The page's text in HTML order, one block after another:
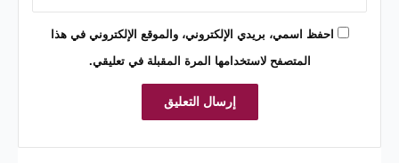
احفظ اسمي، بريدي الإلكتروني، والموقع الإلكتروني في هذا
المتصفح لاستخدامها المرة المقبلة في تعليقي.